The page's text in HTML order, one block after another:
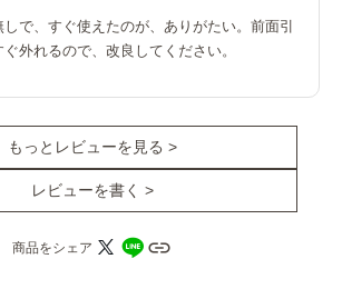
で、すぐ使えたのが、ありがたい。前面引
外れるので、改良してください。
もっとレビューを見る >
レビューを書く >
商品をシェア